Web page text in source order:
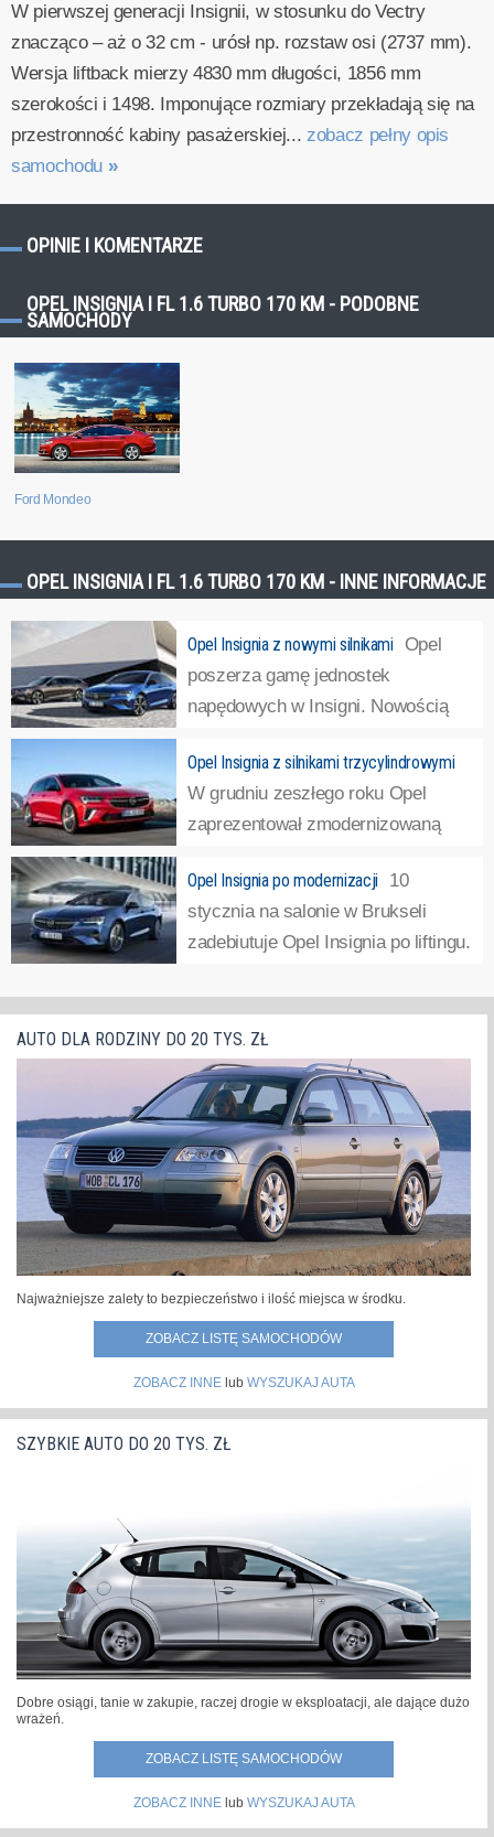
W pierwszej generacji Insignii, w stosunku do Vectry
znacząco – aż o 32 cm - urósł np. rozstaw osi (2737 mm).
Wersja liftback mierzy 4830 mm długości, 1856 mm
szerokości i 1498. Imponujące rozmiary przekładają się na
przestronność kabiny pasażerskiej...zobacz pełny opis
samochodu »
OPINIE I KOMENTARZE
OPEL INSIGNIA I FL 1.6 TURBO 170 KM - PODOBNE
SAMOCHODY
Ford Mondeo
OPEL INSIGNIA I FL 1.6 TURBO 170 KM - INNE INFORMACJE
Opel Insignia z nowymi silnikami Opel
poszerza gamę jednostek
napędowych w Insigni. Nowością
mocy 170 KM, który dostępny będzie w Insigni sedan
(Grand Sport) i kombi (Sports Tourer). Maksymalny
moment obrotowy tej jednostki to 350 Nm przy 1500
obr/min.... »
Opel Insignia z silnikami trzycylindrowymi
W grudniu zeszłego roku Opel
zaprezentował zmodernizowaną
wygląd tego samochodu i wyposażenie oraz
zapowiedziano premierę na rozpoczynający się właśnie
salonie w Brukseli. Teraz Opel zdradził, że w
Opel Insignia po modernizacji 10
stycznia na salonie w Brukseli
zadebiutuje Opel Insignia po liftingu.
Insignia drugiej generacji debiutował na salonie w Genewie
w marcu 2017 roku i zaraz potem trafił do produkcji. A już
w połowie tego samego roku Opel... »
AUTO DLA RODZINY DO 20 TYS. ZŁ
Najważniejsze zalety to bezpieczeństwo i ilość miejsca w środku.
ZOBACZ LISTĘ SAMOCHODÓW
ZOBACZ INNElub WYSZUKAJ AUTA
SZYBKIE AUTO DO 20 TYS. ZŁ
Dobre osiągi, tanie w zakupie, raczej drogie w eksploatacji, ale dające dużo
wrażeń.
ZOBACZ LISTĘ SAMOCHODÓW
ZOBACZ INNElub WYSZUKAJ AUTA